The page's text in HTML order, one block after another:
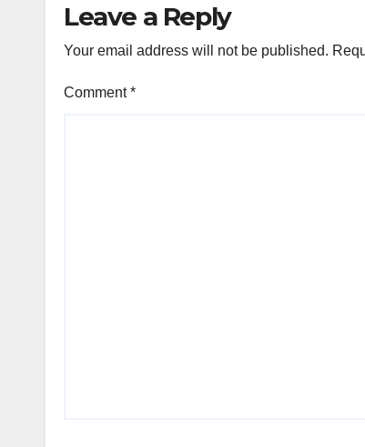
Leave a Reply
Your email address will not be published.
Comment*